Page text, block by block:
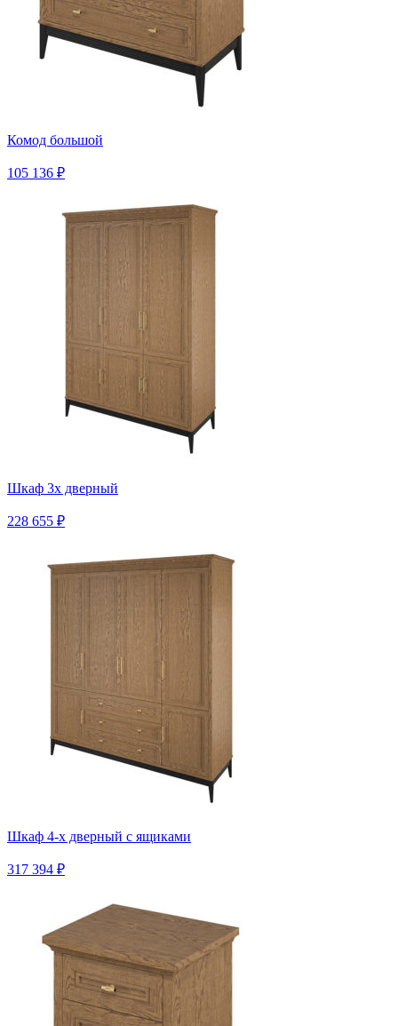
Комод большой
105 136 ₽
Шкаф 3х дверный
228 655 ₽
Шкаф 4-х дверный с ящиками
317 394 ₽